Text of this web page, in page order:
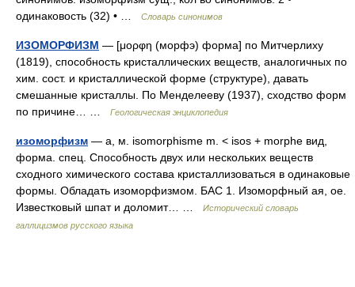
одинаковость (32) • …
Словарь синонимов
ИЗОМОРФИЗМ — [μορφη (морфэ) форма] по Митчерлиху
(1819), способность кристаллических веществ, аналогичных по
хим. сост. и кристаллической форме (структуре), давать
смешанные кристаллы. По Менделееву (1937), сходство форм
по причине… …
Геологическая энциклопедия
изоморфизм — а, м. isomorphisme m. < isos + morphe вид,
форма. спец. Способность двух или нескольких веществ
сходного химического состава кристаллизоваться в одинаковые
формы. Обладать изоморфизмом. БАС 1. Изоморфный ая, ое.
Известковый шпат и доломит… …
Исторический словарь
галлицизмов русского языка